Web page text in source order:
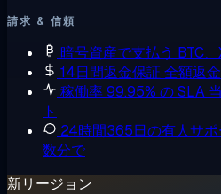
請求 & 信頼
暗号資産で支払う BTC
14日間返金保証 全額返
稼働率 99.95% の SLA
ト
24時間365日の有人サポ
数分で
新リージョン